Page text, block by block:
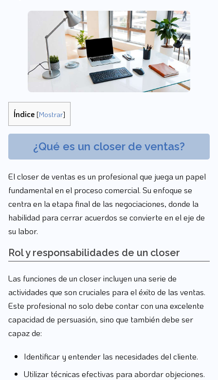
Índice [Mostrar]
¿Qué es un closer de ventas?
El closer de ventas es un profesional que juega un papel
fundamental en el proceso comercial. Su enfoque se
centra en la etapa final de las negociaciones, donde la
habilidad para cerrar acuerdos se convierte en el eje de
su labor.
Rol y responsabilidades de un closer
Las funciones de un closer incluyen una serie de
actividades que son cruciales para el éxito de las ventas.
Este profesional no solo debe contar con una excelente
capacidad de persuasión, sino que también debe ser
capaz de:
Identificar y entender las necesidades del cliente.
Utilizar técnicas efectivas para abordar objeciones.